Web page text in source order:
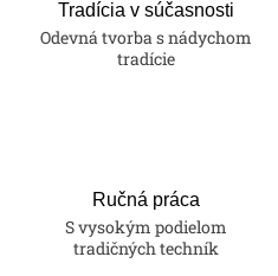
Tradícia v súčasnosti
Odevná tvorba s nádychom
tradície
Ručná práca
S vysokým podielom
tradičných techník